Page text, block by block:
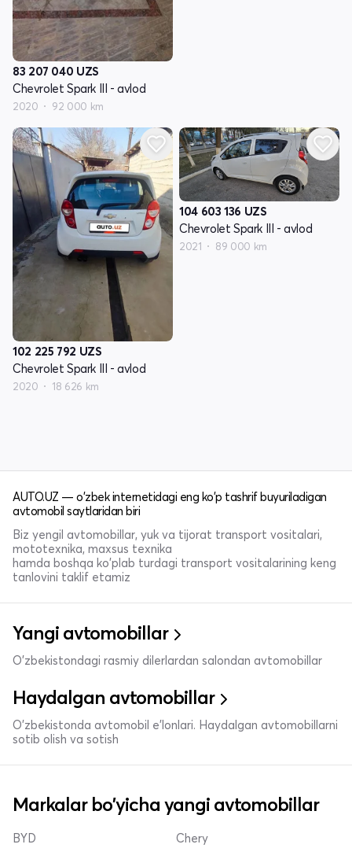
83 207 040 UZS
Chevrolet Spark III - avlod
2020 92 000 km
102 225 792 UZS
Chevrolet Spark III - avlod
2020 18 626 km
104 603 136 UZS
Chevrolet Spark III - avlod
2021 89 000 km
AUTO.UZ — o'zbek internetidagi eng ko'p tashrif buyuriladigan
avtomobil saytlaridan biri
Biz yengil avtomobillar, yuk va tijorat transport vositalari,
mototexnika, maxsus texnika
hamda boshqa ko'plab turdagi transport vositalarining keng
tanlovini taklif etamiz
Yangi avtomobillar
O'zbekistondagi rasmiy dilerlardan salondan avtomobillar
Haydalgan avtomobillar
O'zbekistonda avtomobil e’lonlari. Haydalgan avtomobillarni
sotib olish va sotish
Markalar bo'yicha yangi avtomobillar
BYD Chery